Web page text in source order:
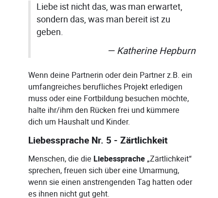
Liebe ist nicht das, was man erwartet,
sondern das, was man bereit ist zu
geben.
Katherine Hepburn
Wenn deine Partnerin oder dein Partner z.B. ein
umfangreiches berufliches Projekt erledigen
muss oder eine Fortbildung besuchen möchte,
halte ihr/ihm den Rücken frei und kümmere
dich um Haushalt und Kinder.
Liebessprache Nr. 5 - Zärtlichkeit
Menschen, die die Liebessprache„Zärtlichkeit“
sprechen, freuen sich über eine Umarmung,
wenn sie einen anstrengenden Tag hatten oder
es ihnen nicht gut geht.